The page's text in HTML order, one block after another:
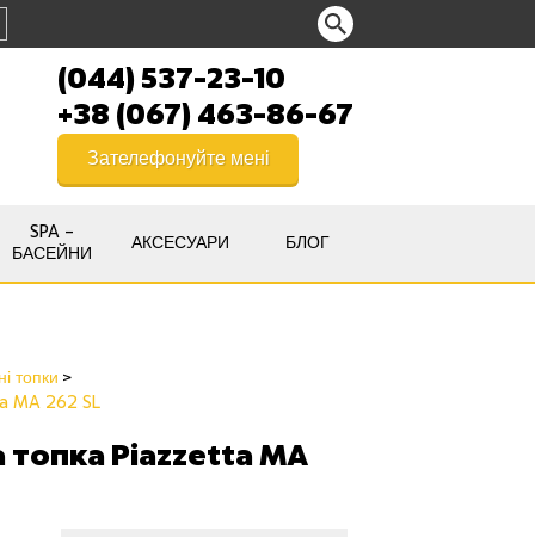
(044) 537-23-10
+38 (067) 463-86-67
Зателефонуйте мені
SPA –
БАСЕЙНИ
АКСЕСУАРИ БЛОГ
топки
MA 262 SL
топка Piazzetta MA